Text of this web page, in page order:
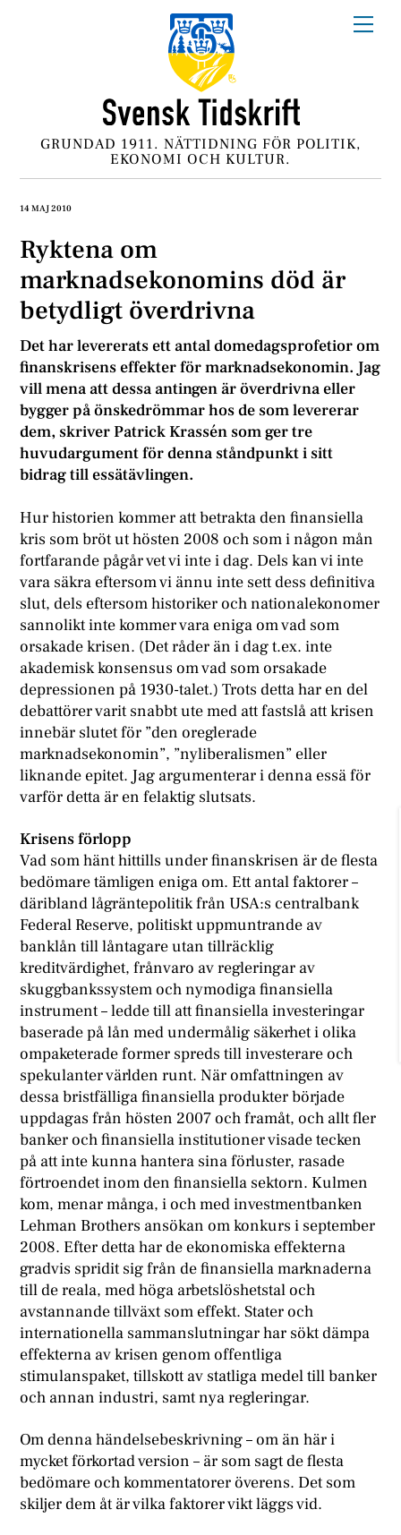
GRUNDAD 1911. NÄTTIDNING FÖR POLITIK,
EKONOMI OCH KULTUR.
14 MAJ 2010
Ryktena om
marknadsekonomins död är
betydligt överdrivna
Det har levererats ett antal domedagsprofetior om
finanskrisens effekter för marknadsekonomin. Jag
vill mena att dessa antingen är överdrivna eller
bygger på önskedrömmar hos de som levererar
dem, skriver Patrick Krassén som ger tre
huvudargument för denna ståndpunkt i sitt
bidrag till essätävlingen.
Hur historien kommer att betrakta den finansiella
kris som bröt ut hösten 2008 och som i någon mån
fortfarande pågår vet vi inte i dag. Dels kan vi inte
vara säkra eftersom vi ännu inte sett dess definitiva
slut, dels eftersom historiker och nationalekonomer
sannolikt inte kommer vara eniga om vad som
orsakade krisen. (Det råder än i dag t.ex. inte
akademisk konsensus om vad som orsakade
depressionen på 1930-talet.) Trots detta har en del
debattörer varit snabbt ute med att fastslå att krisen
innebär slutet för ”den oreglerade
marknadsekonomin”, ”nyliberalismen” eller
liknande epitet. Jag argumenterar i denna essä för
varför detta är en felaktig slutsats.
Krisens förlopp
Vad som hänt hittills under finanskrisen är de flesta
bedömare tämligen eniga om. Ett antal faktorer –
däribland lågräntepolitik från USA:s centralbank
Federal Reserve, politiskt uppmuntrande av
banklån till låntagare utan tillräcklig
kreditvärdighet, frånvaro av regleringar av
skuggbankssystem och nymodiga finansiella
instrument – ledde till att finansiella investeringar
baserade på lån med undermålig säkerhet i olika
ompaketerade former spreds till investerare och
spekulanter världen runt. När omfattningen av
dessa bristfälliga finansiella produkter började
uppdagas från hösten 2007 och framåt, och allt fler
banker och finansiella institutioner visade tecken
på att inte kunna hantera sina förluster, rasade
förtroendet inom den finansiella sektorn. Kulmen
kom, menar många, i och med investmentbanken
Lehman Brothers ansökan om konkurs i september
2008. Efter detta har de ekonomiska effekterna
gradvis spridit sig från de finansiella marknaderna
till de reala, med höga arbetslöshetstal och
avstannande tillväxt som effekt. Stater och
internationella sammanslutningar har sökt dämpa
effekterna av krisen genom offentliga
stimulanspaket, tillskott av statliga medel till banker
och annan industri, samt nya regleringar.
Om denna händelsebeskrivning – om än här i
mycket förkortad version – är som sagt de flesta
bedömare och kommentatorer överens. Det som
skiljer dem åt är vilka faktorer vikt läggs vid.